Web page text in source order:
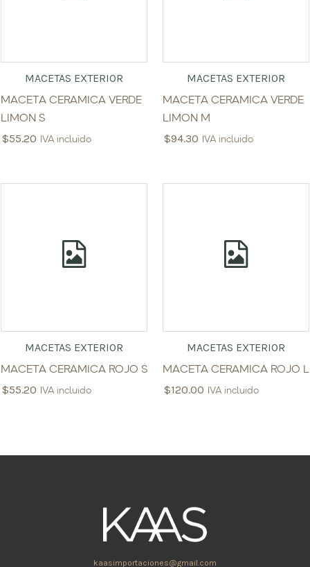
MACETAS EXTERIOR
MACETA CERAMICA VERDE
LIMON S
$55.20 IVA incluido
MACETAS EXTERIOR
MACETA CERAMICA VERDE
LIMON M
$94.30 IVA incluido
MACETAS EXTERIOR
MACETA CERAMICA ROJO S
$55.20 IVA incluido
MACETAS EXTERIOR
MACETA CERAMICA ROJO L
$120.00 IVA incluido
kaasimportaciones@gmail.com